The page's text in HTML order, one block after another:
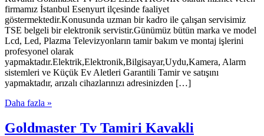
firmamız İstanbul Esenyurt ilçesinde faaliyet
göstermektedir.Konusunda uzman bir kadro ile çalışan servisimiz
TSE belgeli bir elektronik servistir.Günümüz bütün marka ve model
Lcd, Led, Plazma Televizyonların tamir bakım ve montaj işlerini
profesyonel olarak
yapmaktadır.Elektrik,Elektronik,Bilgisayar,Uydu,Kamera, Alarm
sistemleri ve Küçük Ev Aletleri Garantili Tamir ve satışını
yapmaktadır, arızalı cihazlarınızı adresinizden […]
Daha fazla »
Goldmaster Tv Tamiri Kavakli